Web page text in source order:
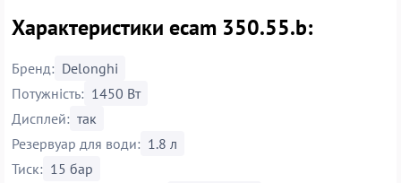
Характеристики ecam 350.55.b:
Бренд: Delonghi
Потужність: 1450 Вт
Дисплей: так
Резервуар для води: 1.8 л
Тиск: 15 бар